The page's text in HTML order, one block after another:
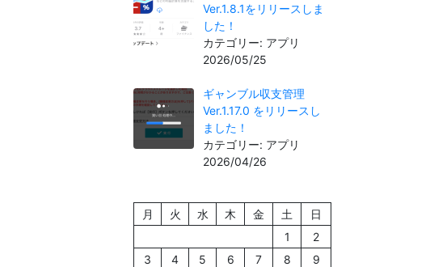
Ver.1.8.1をリリースしま
した！
カテゴリー: アプリ
2026/05/25
ギャンブル収支管理
Ver.1.17.0 をリリースし
ました！
カテゴリー: アプリ
2026/04/26
月 火 水 木 金 土
日
1
2
3
4 5 6 7 8
9